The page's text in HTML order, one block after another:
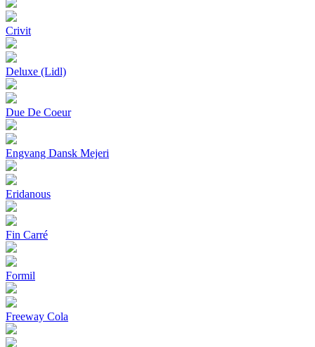
Crivit
Deluxe (Lidl)
Due De Coeur
Engvang Dansk Mejeri
Eridanous
Fin Carré
Formil
Freeway Cola